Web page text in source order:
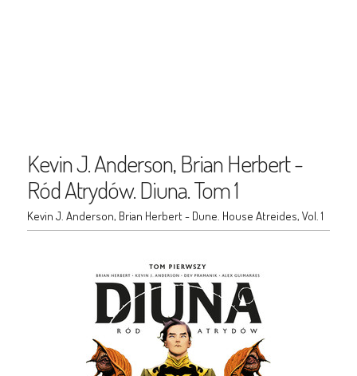
Kevin J. Anderson, Brian Herbert -
Ród Atrydów. Diuna. Tom 1
Kevin J. Anderson, Brian Herbert - Dune. House Atreides, Vol. 1